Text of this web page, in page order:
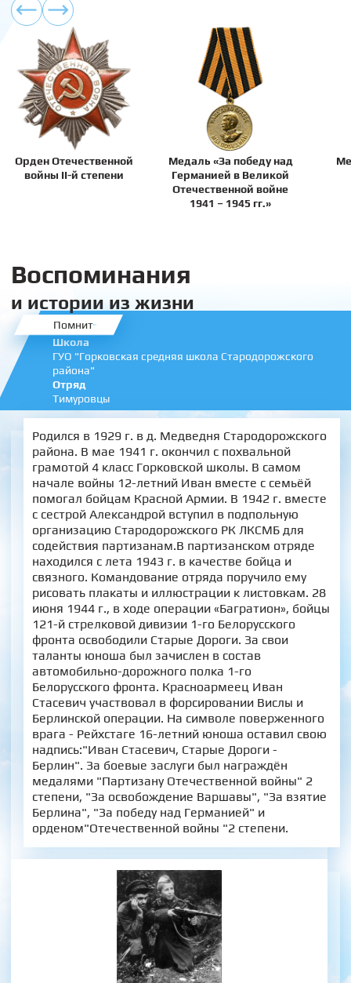
Орден Отечественной
войны II-й степени
Медаль «За победу над
Германией в Великой
Отечественной войне
1941 – 1945 гг.»
Воспоминания
и истории из жизни
Помнит
Школа
ГУО "Горковская средняя школа Стародорожского
района"
Отряд
Тимуровцы
Родился в 1929 г. в д. Медведня Стародорожского
района. В мае 1941 г. окончил с похвальной
грамотой 4 класс Горковской школы. В самом
начале войны 12-летний Иван вместе с семьёй
помогал бойцам Красной Армии. В 1942 г. вместе
с сестрой Александрой вступил в подпольную
организацию Стародорожского РК ЛКСМБ для
содействия партизанам.В партизанском отряде
находился с лета 1943 г. в качестве бойца и
связного. Командование отряда поручило ему
рисовать плакаты и иллюстрации к листовкам. 28
июня 1944 г., в ходе операции «Багратион», бойцы
121-й стрелковой дивизии 1-го Белорусского
фронта освободили Старые Дороги. За свои
таланты юноша был зачислен в состав
автомобильно-дорожного полка 1-го
Белорусского фронта. Красноармеец Иван
Стасевич участвовал в форсировании Вислы и
Берлинской операции. На символе поверженного
врага - Рейхстаге 16-летний юноша оставил свою
надпись:"Иван Стасевич, Старые Дороги -
Берлин". За боевые заслуги был награждён
медалями "Партизану Отечественной войны" 2
степени, "За освобождение Варшавы", "За взятие
Берлина", "За победу над Германией" и
орденом"Отечественной войны "2 степени.